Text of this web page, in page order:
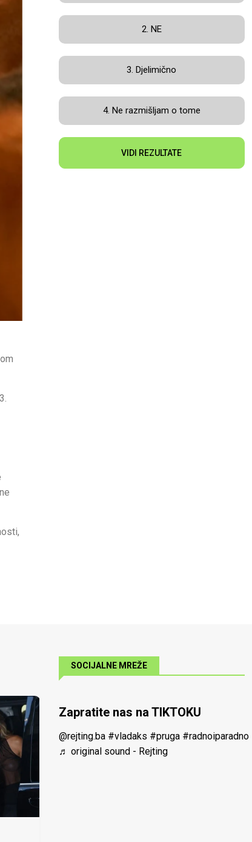
2. NE
3. Djelimično
4. Ne razmišljam o tome
VIDI REZULTATE
SOCIJALNE MREŽE
Zapratite nas na TIKTOKU
@rejting.ba #vladaks #pruga #radnoiparadno
♬ original sound - Rejting